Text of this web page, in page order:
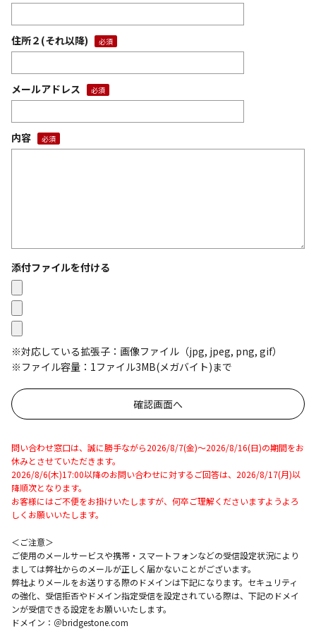
住所２(それ以降)
メールアドレス
内容
添付ファイルを付ける
※対応している拡張子：画像ファイル（jpg, jpeg, png, gif）
※ファイル容量：1ファイル3MB(メガバイト)まで
問い合わせ窓口は、誠に勝手ながら2026/8/7(金)～2026/8/16(日)の期間をお
休みとさせていただきます。
2026/8/6(木)17:00以降のお問い合わせに対するご回答は、2026/8/17(月)以
降順次となります。
お客様にはご不便をお掛けいたしますが、何卒ご理解くださいますようよろ
しくお願いいたします。
＜ご注意＞
ご使用のメールサービスや携帯・スマートフォンなどの受信設定状況により
ましては弊社からのメールが正しく届かないことがございます。
弊社よりメールをお送りする際のドメインは下記になります。セキュリティ
の強化、受信拒否やドメイン指定受信を設定されている際は、下記のドメイ
ンが受信できる設定をお願いいたします。
ドメイン：＠bridgestone.com